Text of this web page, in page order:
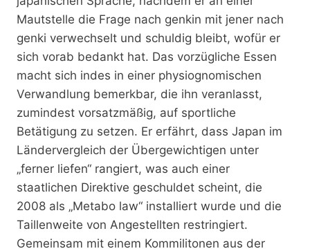
Mautstelle die Frage nach genkin mit jener nach
genki verwechselt und schuldig bleibt, wofür er
sich vorab bedankt hat. Das vorzügliche Essen
macht sich indes in einer physiognomischen
Verwandlung bemerkbar, die ihn veranlasst,
zumindest vorsatzmäßig, auf sportliche
Betätigung zu setzen. Er erfährt, dass Japan im
Ländervergleich der Übergewichtigen unter
„ferner liefen“ rangiert, was auch einer
staatlichen Direktive geschuldet scheint, die
2008 als „Metabo law“ installiert wurde und die
Taillenweite von Angestellten restringiert.
Gemeinsam mit einem Kommilitonen aus der